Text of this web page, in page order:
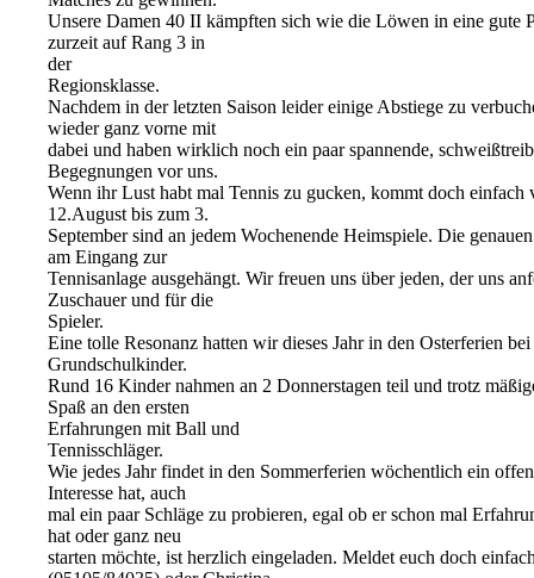
Unsere Damen 40 II kämpften sich wie die Löwen in eine gute
zurzeit auf Rang 3 in
der
Regionsklasse.
Nachdem in der letzten Saison leider einige Abstiege zu
wieder ganz vorne mit
dabei und haben wirklich noch ein paar spannende,
Begegnungen vor uns.
Wenn ihr Lust habt mal Tennis zu gucken, kommt doch einfach
12.August bis zum 3.
September sind an jedem Wochenende Heimspiele. Die
am Eingang zur
Tennisanlage ausgehängt. Wir freuen uns über jeden, der uns
Zuschauer und für die
Spieler.
Eine tolle Resonanz hatten wir dieses Jahr in den Osterferien
Grundschulkinder.
Rund 16 Kinder nahmen an 2 Donnerstagen teil und trotz
Spaß an den ersten
Erfahrungen mit Ball und
Tennisschläger.
Wie jedes Jahr findet in den Sommerferien wöchentlich ein
Interesse hat, auch
mal ein paar Schläge zu probieren, egal ob er schon mal
hat oder ganz neu
starten möchte, ist herzlich eingeladen. Meldet euch doch